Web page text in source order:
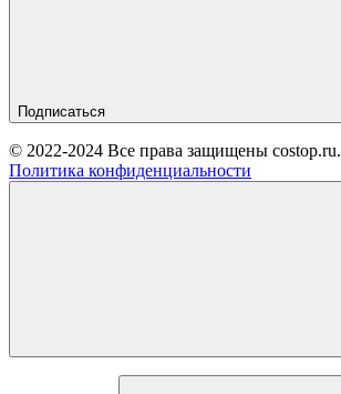
Подписаться
© 2022-2024 Все права защищены costop.ru.
Политика конфиденциальности